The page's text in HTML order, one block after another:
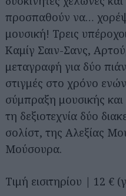
προσπαθούν να…
μουσική! Τρεις
Καμίγ Σαιν-Σανς,
μεταγραφή για δύο
στιγμές στο χρόνο
σύμπραξη μουσικής
τη δεξιοτεχνία δύο
σολίστ, της Αλεξίας
Μούσουρα.
Τιμή εισιτηρίου | 12 €